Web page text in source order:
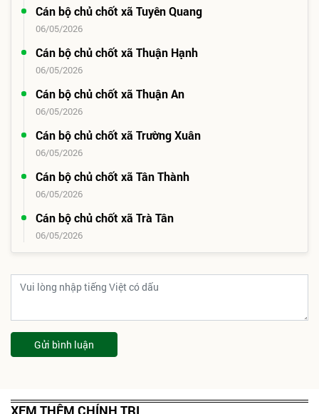
Cán bộ chủ chốt xã Tuyên Quang
06/05/2026
Cán bộ chủ chốt xã Thuận Hạnh
06/05/2026
Cán bộ chủ chốt xã Thuận An
06/05/2026
Cán bộ chủ chốt xã Trường Xuân
06/05/2026
Cán bộ chủ chốt xã Tân Thành
06/05/2026
Cán bộ chủ chốt xã Trà Tân
06/05/2026
Gửi bình luận
XEM THÊM CHÍNH TRỊ